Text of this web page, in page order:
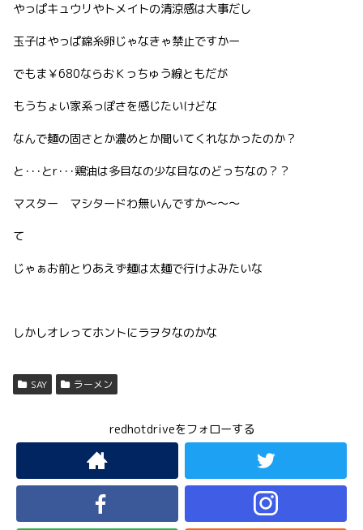
やっぱキュウリやトメイトの清涼感は大事だし
玉子はやっぱ錦糸卵じゃなきゃ禁止ですかー
でもま￥680ならおＫっちゅう線ともだが
もうちょい家系っぽさを感じたいけどな
なんで麺の固さとか濃めとか聞いてくれなかったのか？
と･･･とr･･･鶏油は多目なの少な目なのどっちなの？？
マスター マシタードわ無いんですか〜〜〜
て
じゃぁお前とりあえず麺は太麺で行けよみたいな
しかしオレってホントにラヲタなのかな
SAY ラーメン
redhotdriveをフォローする